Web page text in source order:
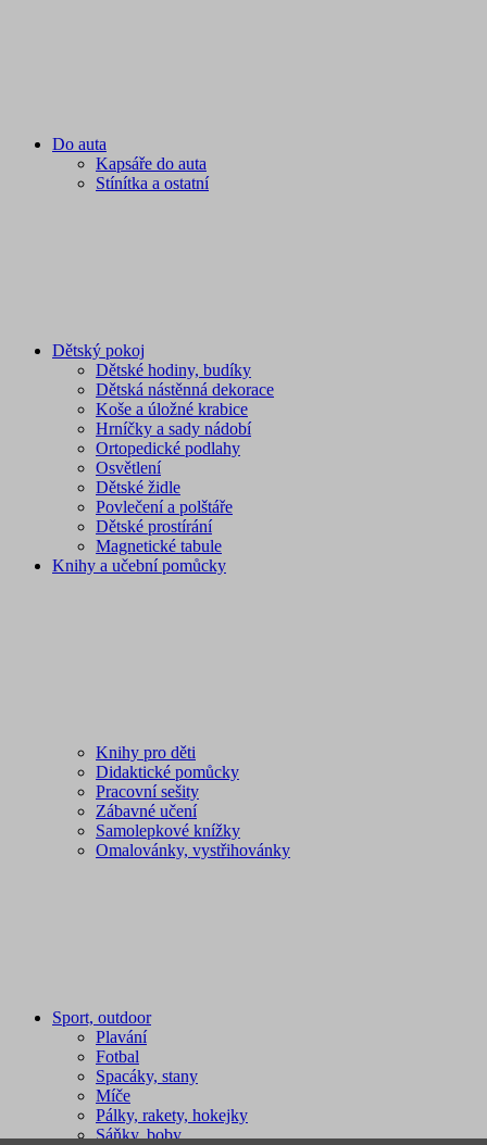
Do auta
Kapsáře do auta
Stínítka a ostatní
Dětský pokoj
Dětské hodiny, budíky
Dětská nástěnná dekorace
Koše a úložné krabice
Hrníčky a sady nádobí
Ortopedické podlahy
Osvětlení
Dětské židle
Povlečení a polštáře
Dětské prostírání
Magnetické tabule
Knihy a učební pomůcky
Knihy pro děti
Didaktické pomůcky
Pracovní sešity
Zábavné učení
Samolepkové knížky
Omalovánky, vystřihovánky
Sport, outdoor
Plavání
Fotbal
Spacáky, stany
Míče
Pálky, rakety, hokejky
Sáňky, boby